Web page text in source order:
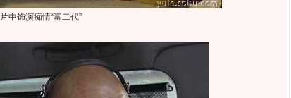
中饰演痴情“富二代”